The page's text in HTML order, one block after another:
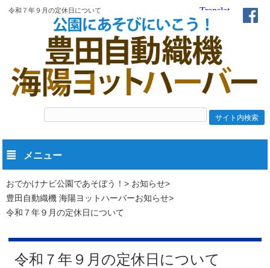
令和７年９月の定休日について
メニュー
おでかけナビ公園であそぼう！
お知らせ
豊田自動織機 海陽ヨットハーバーお知らせ
令和７年９月の定休日について
令和７年９月の定休日について